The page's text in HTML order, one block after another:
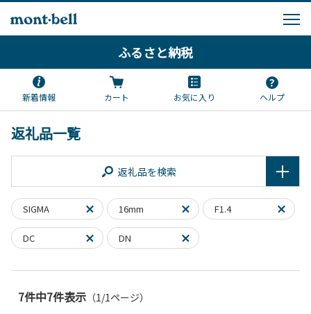
ふるさと納税
新着情報 カート お気に入り ヘルプ
返礼品一覧
返礼品を検索
SIGMA 16mm F1.4
DC DN
7件中7件表示 （1/1ページ）